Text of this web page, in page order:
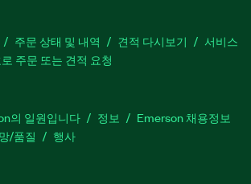
주문 상태 및 내역 견적 다시보기
서비스
주문 또는 견적 요청
의 일원입니다 정보
Emerson 채용정보
/품질 행사